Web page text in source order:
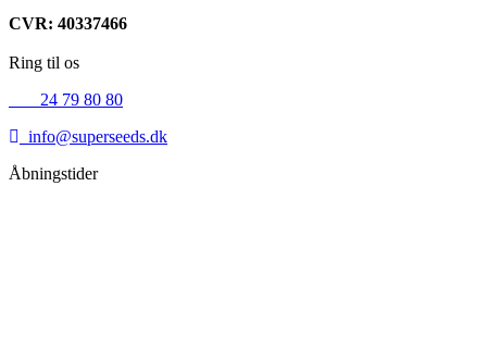
CVR: 40337466
Ring til os
24 79 80 80
info@superseeds.dk
Åbningstider